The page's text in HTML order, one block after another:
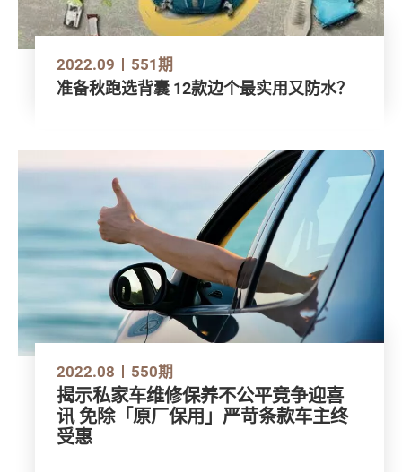
2022.09 551期
准备秋跑选背囊 12款边个最实用又防水？
2022.08 550期
揭示私家车维修保养不公平竞争迎喜
讯 免除「原厂保用」严苛条款车主终
受惠